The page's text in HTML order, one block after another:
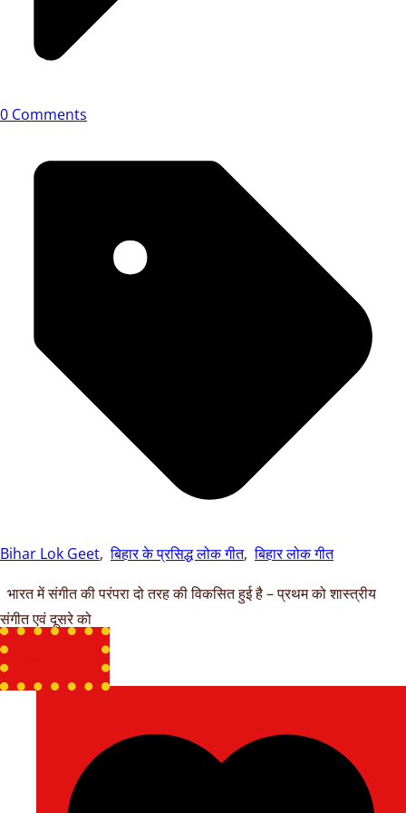
0 Comments
Bihar Lok Geet,बिहार के प्रसिद्ध लोक गीत,बिहार लोक गीत
भारत में संगीत की परंपरा दो तरह की विकसित हुई है – प्रथम को शास्त्रीय
संगीत एवं दूसरे को